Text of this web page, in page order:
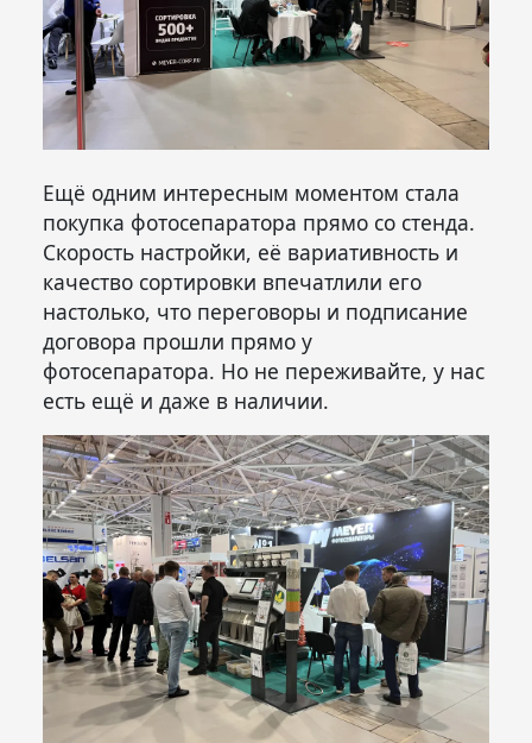
Ещё одним интересным моментом стала
покупка фотосепаратора прямо со стенда.
Скорость настройки, её вариативность и
качество сортировки впечатлили его
настолько, что переговоры и подписание
договора прошли прямо у
фотосепаратора. Но не переживайте, у нас
есть ещё и даже в наличии.